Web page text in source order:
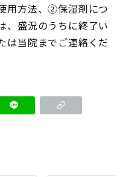
用方法、②保湿剤につ
盛況のうちに終了い
は当院までご連絡くだ